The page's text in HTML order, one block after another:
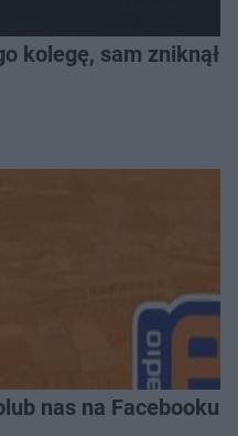
kolegę, sam zniknął
nas na Facebooku!